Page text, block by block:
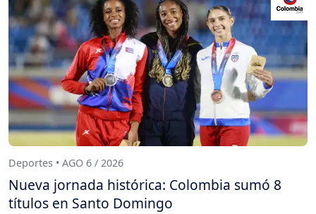
Deportes • AGO 6 / 2026
Nueva jornada histórica: Colombia sumó 8
títulos en Santo Domingo